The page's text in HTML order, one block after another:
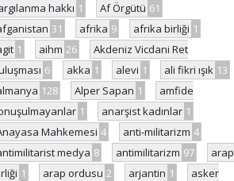
hakkı 1 Af Örgütü 61
31 afrika 9 afrika birliği 1
1 aihm 26
Akdeniz Vicdani Ret
6 akka 1 alevi 1 ali fikri ışık 13
128 Alper Sapan 1
amfide
1 anarşist kadınlar 1
Mahkemesi 4 anti-militarizm 4
medya 8 antimilitarizm 97
arap
1 arap ordusu 2 arjantin 1
asker